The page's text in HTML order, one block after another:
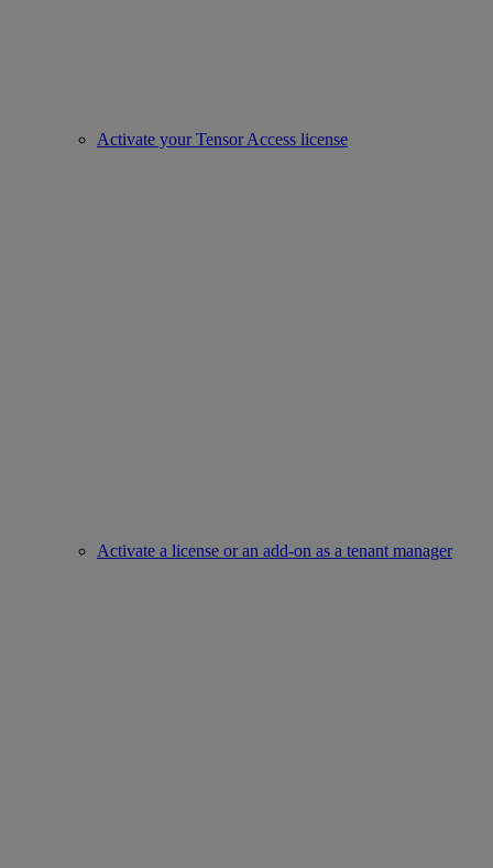
Activate your Tensor Access license
Activate a license or an add-on as a tenant manager